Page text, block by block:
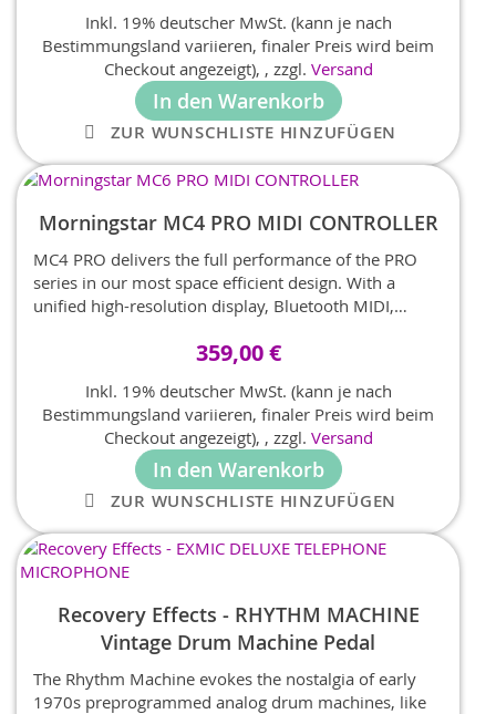
Inkl. 19% deutscher MwSt. (kann je nach
Bestimmungsland variieren, finaler Preis wird beim
Checkout angezeigt), , zzgl. Versand
In den Warenkorb
ZUR WUNSCHLISTE HINZUFÜGEN
Morningstar MC4 PRO MIDI CONTROLLER
MC4 PRO delivers the full performance of the PRO
series in our most space efficient design. With a
unified high-resolution display, Bluetooth MIDI,
the perfect compact controller without compromise.
359,00 €
Inkl. 19% deutscher MwSt. (kann je nach
Bestimmungsland variieren, finaler Preis wird beim
Checkout angezeigt), , zzgl. Versand
In den Warenkorb
ZUR WUNSCHLISTE HINZUFÜGEN
Recovery Effects - RHYTHM MACHINE
Vintage Drum Machine Pedal
The Rhythm Machine evokes the nostalgia of early
1970s preprogrammed analog drum machines, like